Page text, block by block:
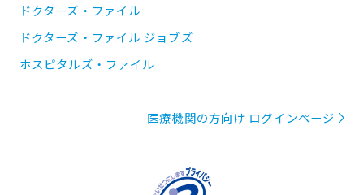
ドクターズ・ファイル
ドクターズ・ファイル ジョブズ
ホスピタルズ・ファイル
医療機関の方向け ログインページ